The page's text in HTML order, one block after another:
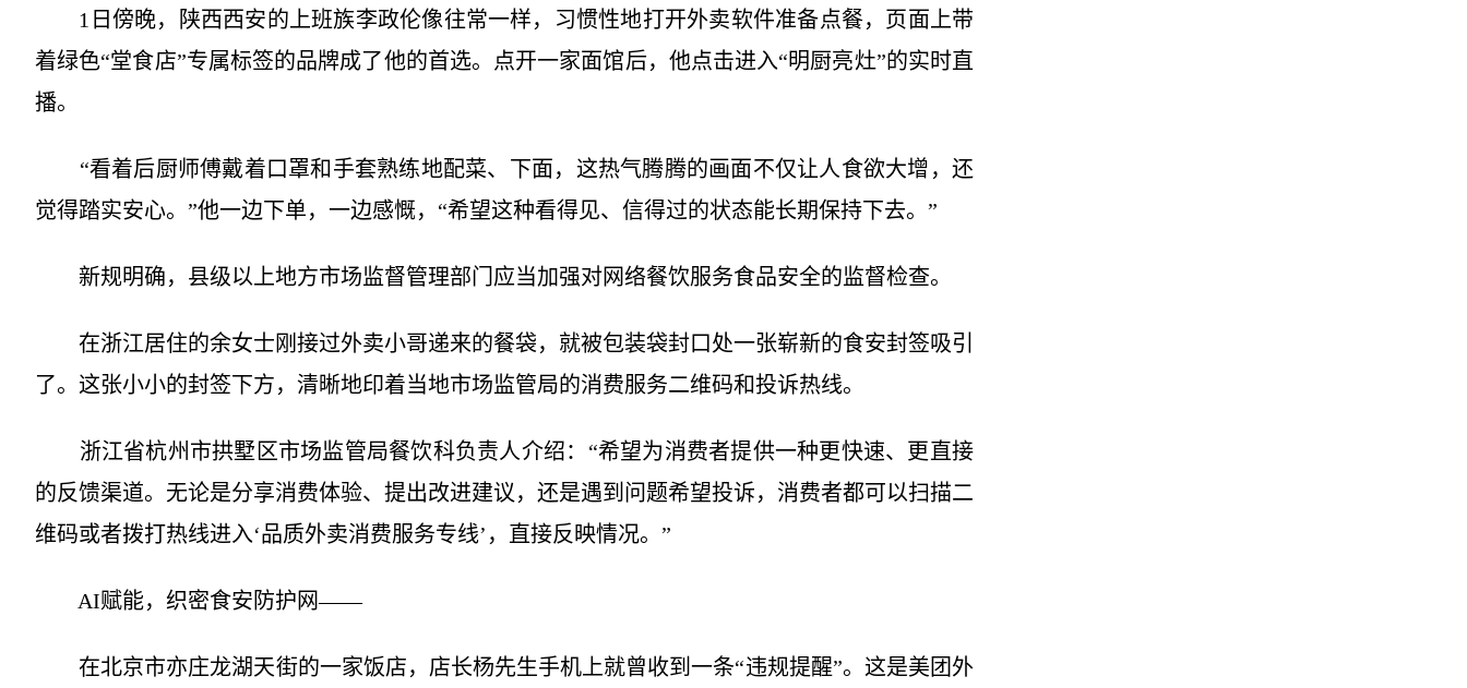
1日傍晚，陕西西安的上班族李政伦像往常一样，习惯性地打开外卖软件准备点餐，页面上带
着绿色“堂食店”专属标签的品牌成了他的首选。点开一家面馆后，他点击进入“明厨亮灶”的实时直
播。
“看着后厨师傅戴着口罩和手套熟练地配菜、下面，这热气腾腾的画面不仅让人食欲大增，还
觉得踏实安心。”他一边下单，一边感慨，“希望这种看得见、信得过的状态能长期保持下去。”
新规明确，县级以上地方市场监督管理部门应当加强对网络餐饮服务食品安全的监督检查。
在浙江居住的余女士刚接过外卖小哥递来的餐袋，就被包装袋封口处一张崭新的食安封签吸引
了。这张小小的封签下方，清晰地印着当地市场监管局的消费服务二维码和投诉热线。
浙江省杭州市拱墅区市场监管局餐饮科负责人介绍：“希望为消费者提供一种更快速、更直接
的反馈渠道。无论是分享消费体验、提出改进建议，还是遇到问题希望投诉，消费者都可以扫描二
维码或者拨打热线进入‘品质外卖消费服务专线’，直接反映情况。”
AI赋能，织密食安防护网——
在北京市亦庄龙湖天街的一家饭店，店长杨先生手机上就曾收到一条“违规提醒”。这是美团外